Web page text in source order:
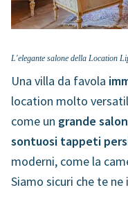
L'elegante salone della Location
Una villa da favola
location molto
come un grande
sontuosi tappeti
moderni, come la
Siamo sicuri che te ne